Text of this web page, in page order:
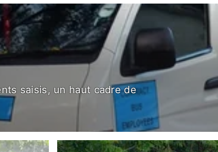
saisis, un haut cadre de